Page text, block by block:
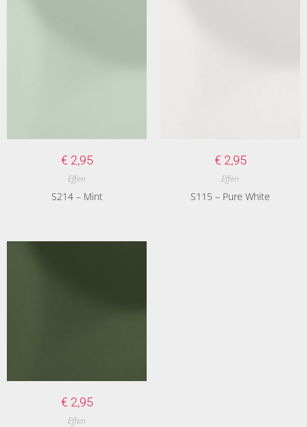
€ 2,95
Effen
S214 – Mint
€ 2,95
Effen
S115 – Pure White
€ 2,95
Effen